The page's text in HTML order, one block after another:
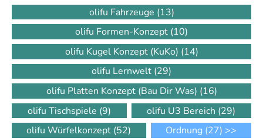
olifu Fahrzeuge (13)
olifu Formen-Konzept (10)
olifu Kugel Konzept (KuKo) (14)
olifu Lernwelt (29)
olifu Platten Konzept (Bau Dir Was) (16)
olifu Tischspiele (9) olifu U3 Bereich (29)
olifu Würfelkonzept (52) Ordnung (27) >>